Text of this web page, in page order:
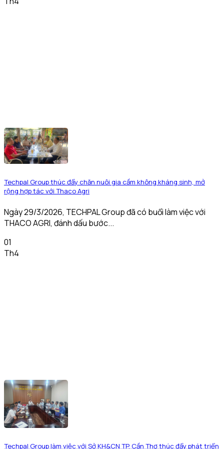
Techpal Group thúc đẩy chăn nuôi gia cầm không kháng sinh, mở
rộng hợp tác với Thaco Agri
Ngày 29/3/2026, TECHPAL Group đã có buổi làm việc với
THACO AGRI, đánh dấu bước...
01
Th4
Techpal Group làm việc với Sở KH&CN TP. Cần Thơ thúc đẩy phát triển